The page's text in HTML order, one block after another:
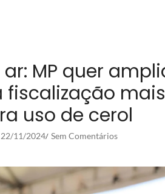
MP quer
uso de cerol
22/11/2024/ Sem Comentários